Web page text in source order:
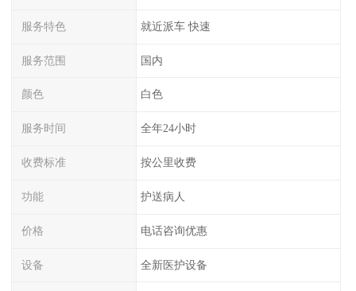
服务特色 就近派车 快速
服务范围 国内
颜色 白色
服务时间 全年24小时
收费标准 按公里收费
功能 护送病人
价格 电话咨询优惠
设备 全新医护设备